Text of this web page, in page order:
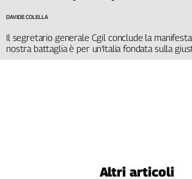
Il segretario generale Cgil conclude la
nostra battaglia è per un'Italia fondata sulla
DAVIDE COLELLA
Altri articoli